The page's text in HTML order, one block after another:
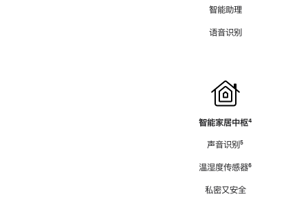
智能助理
语音识别
智能家居中枢脚
⁴
声音识别脚
⁵
温湿度传感器脚
⁶
私密又安全